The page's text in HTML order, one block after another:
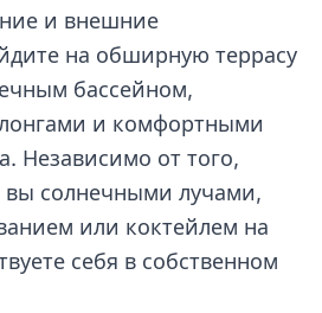
и внешние
на обширную террасу
бассейном,
и комфортными
Независимо от того,
вы солнечными лучами,
или коктейлем на
себя в собственном